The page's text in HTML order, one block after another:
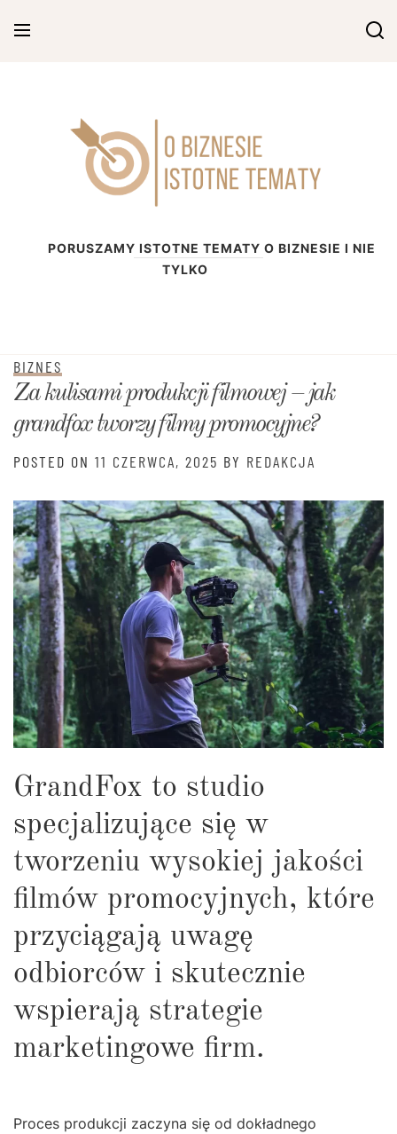
O biznesie
PORUSZAMY ISTOTNE TEMATY O BIZNESIE I NIE
TYLKO
BIZNES
Za kulisami produkcji filmowej – jak
grandfox tworzy filmy promocyjne?
POSTED ON 11 CZERWCA, 2025 BY REDAKCJA
GrandFox to studio
specjalizujące się w
tworzeniu wysokiej jakości
filmów promocyjnych, które
przyciągają uwagę
odbiorców i skutecznie
wspierają strategie
marketingowe firm.
Proces produkcji zaczyna się od dokładnego